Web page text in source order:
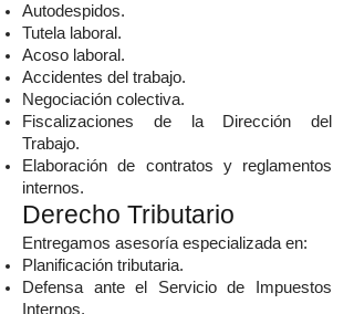
Autodespidos.
Tutela laboral.
Acoso laboral.
Accidentes del trabajo.
Negociación colectiva.
Fiscalizaciones de la Dirección del
Trabajo.
Elaboración de contratos y reglamentos
internos.
Derecho Tributario
Entregamos asesoría especializada en:
Planificación tributaria.
Defensa ante el Servicio de Impuestos
Internos.